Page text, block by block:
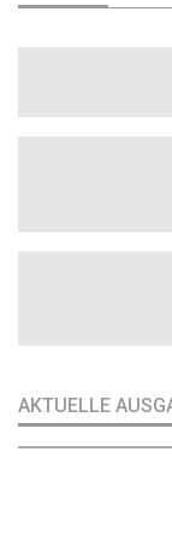
AKTUELLE